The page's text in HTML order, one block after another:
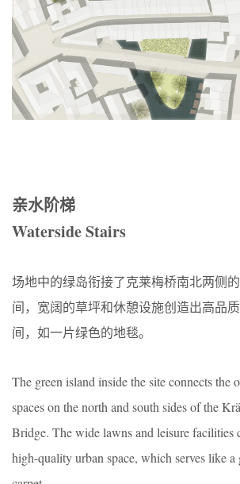
亲水阶梯
Waterside Stairs
场地中的绿岛衔接了克莱梅桥南北两侧
间，宽阔的草坪和休憩设施创造出高品
间，如一片绿色的地毯。
The green island inside the site connects the
spaces on the north and south sides of the
Bridge. The wide lawns and leisure facilities
high-quality urban space, which serves like a